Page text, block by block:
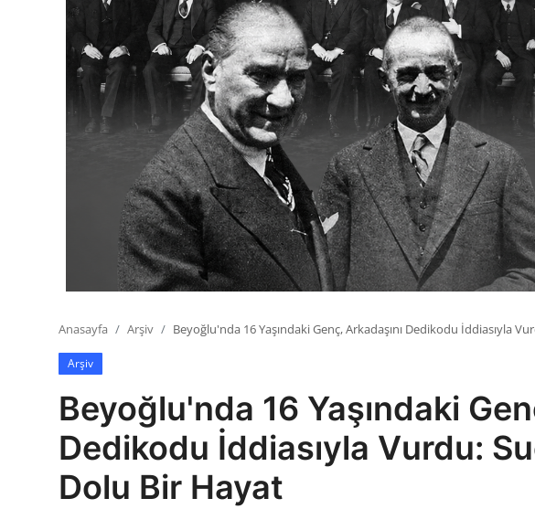
Toplum ve Yaşam
Sivil Toplum Kuruluşları
Kamu Kurumları ve Üst Kurullar
Anasayfa Arşiv Beyoğlu'nda 16 Yaşındaki Genç, Arkadaşını Dedikodu İddiasıyla
Arşiv
Beyoğlu'nda 16 Yaşındaki
Dedikodu İddiasıyla Vurdu:
Dolu Bir Hayat